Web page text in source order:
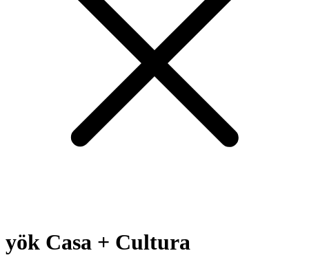
yök Casa + Cultura